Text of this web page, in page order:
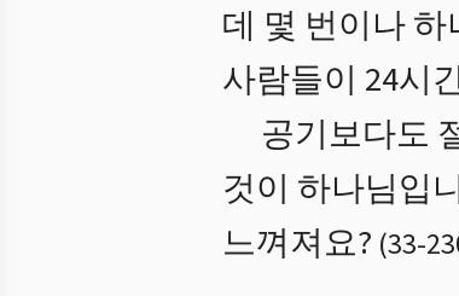
데 몇 번이나
사람들이 24시
공기보다도
것이 하나님입
느껴져요? (33-